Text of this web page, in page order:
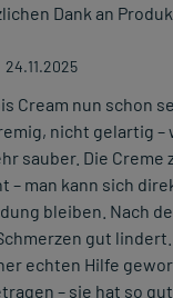
Dank an
24.11.2025
Cream nun schon
nicht gelartig
sauber. Die
man kann sich
bleiben. Nach
gut
echten Hilfe
– sie hat so